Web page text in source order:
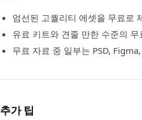
엄선된 고퀄리티 에셋을 무료로
유료 키트와 견줄 만한 수준의
무료 자료 중 일부는 PSD,
추가 팁